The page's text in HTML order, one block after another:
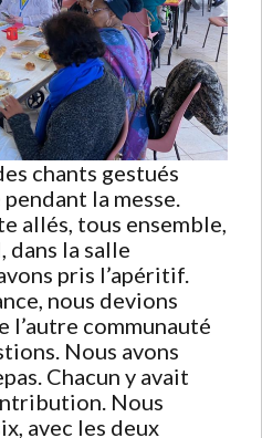
chants gestués
la messe.
allés, tous ensemble,
dans la salle
pris l’apéritif.
nous devions
l’autre communauté
Nous avons
Chacun y avait
Nous
avec les deux